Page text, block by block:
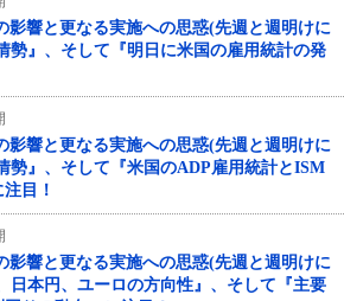
影響と更なる実施への思惑(先週と週明けに
勢』、そして『明日に米国の雇用統計の発
影響と更なる実施への思惑(先週と週明けに
勢』、そして『米国のADP雇用統計とISM
目！
影響と更なる実施への思惑(先週と週明けに
日本円、ユーロの方向性』、そして『主要